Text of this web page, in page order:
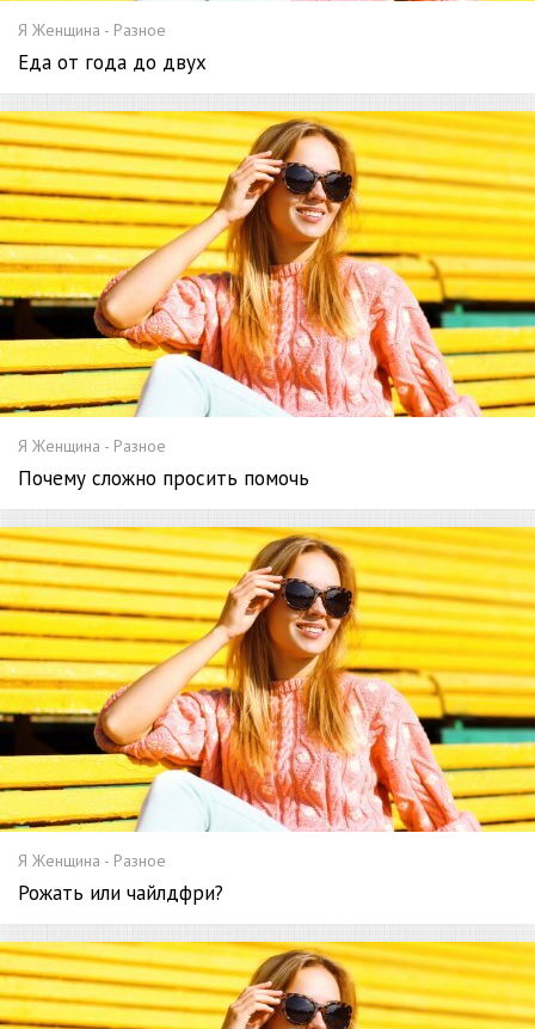
Я Женщина - Разное
Еда от года до двух
Я Женщина - Разное
Почему сложно просить помочь
Я Женщина - Разное
Рожать или чайлдфри?